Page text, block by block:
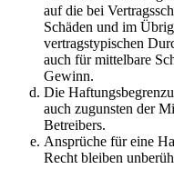
auf die bei
Schäden und im
vertragstypischen
auch für mittelbare
Gewinn.
Die
auch zugunsten der
Betreibers.
Ansprüche für eine
Recht bleiben